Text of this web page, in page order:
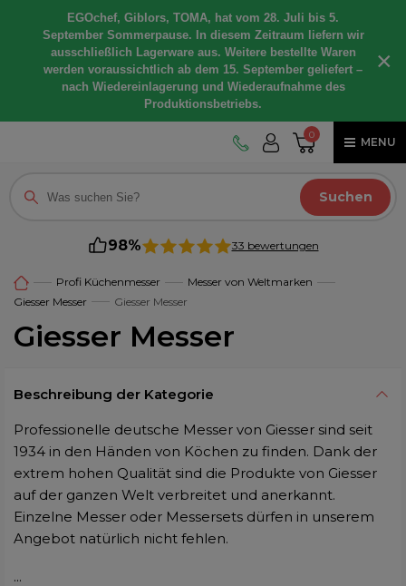
EGOchef, Giblors, TOMA, hat vom 28. Juli bis 5.
September Sommerpause. In diesem Zeitraum liefern wir
ausschließlich Lagerware aus. Weitere bestellte Waren
werden voraussichtlich ab dem 15. September geliefert –
nach Wiedereinlagerung und Wiederaufnahme des
Produktionsbetriebs.
×
0
MENU
Suchen
98% 33 bewertungen
Profi Küchenmesser
Messer von Weltmarken
Giesser Messer
Giesser Messer
Giesser Messer
Beschreibung der Kategorie
Professionelle deutsche Messer von Giesser sind seit
1934 in den Händen von Köchen zu finden. Dank der
extrem hohen Qualität sind die Produkte von Giesser
auf der ganzen Welt verbreitet und anerkannt.
Einzelne Messer oder Messersets dürfen in unserem
Angebot natürlich nicht fehlen.
...